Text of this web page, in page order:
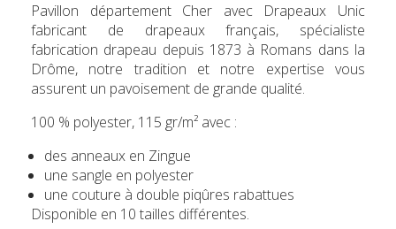
Pavillon département Cher
avec Drapeaux Unic
fabricant de drapeaux français, spécialiste
fabrication drapeau depuis 1873 à Romans dans la
Drôme, notre tradition et notre expertise vous
assurent un pavoisement de grande qualité.
100 % polyester, 115 gr/m² avec :
des anneaux en Zingue
une sangle en polyester
une couture à double piqûres rabattues
Disponible en 10 tailles différentes.